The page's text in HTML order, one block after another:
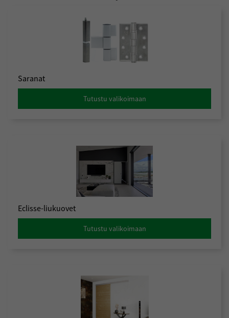
Saranat
Tutustu valikoimaan
Eclisse-liukuovet
Tutustu valikoimaan